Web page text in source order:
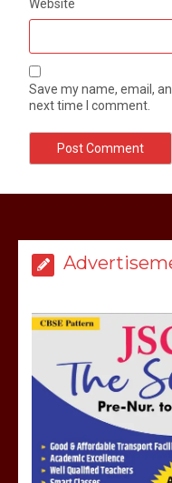
Website
Save my name, email,
next time I comment.
ने
मेरठ
हो